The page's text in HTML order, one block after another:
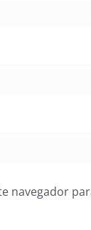
navegador